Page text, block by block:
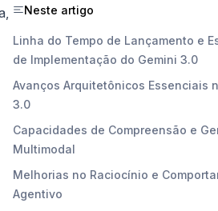
Neste artigo
Linha do Tempo de Lançamento e
de Implementação do Gemini 3.0
Avanços Arquitetônicos Essenciais
3.0
Capacidades de Compreensão e
Multimodal
Melhorias no Raciocínio e
Agentivo